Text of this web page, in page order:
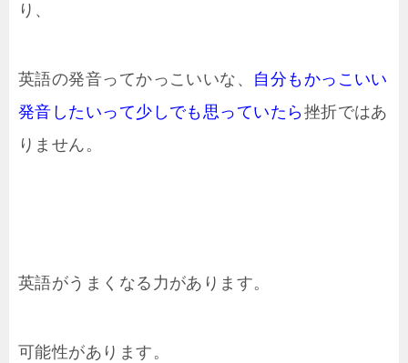
り、
英語の発音ってかっこいいな、 自分もかっこいい
発音したいって少しでも思っていたら挫折ではあ
りません。
英語がうまくなる力があります。
可能性があります。